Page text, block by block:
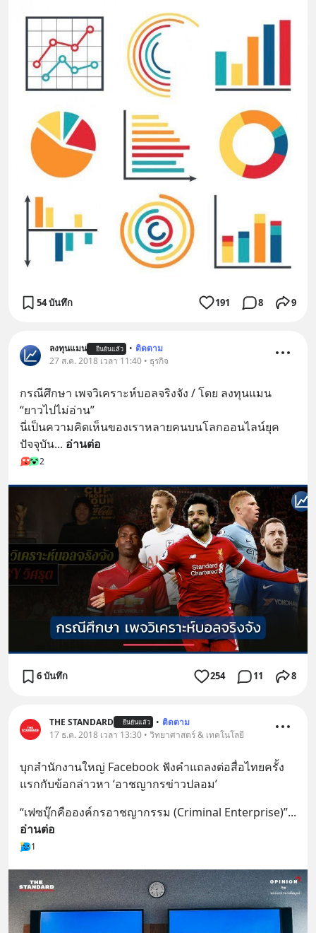
54 บันทึก 191 8 9
ลงทุนแมน ยืนยันแล้ว • ติดตาม
27 ส.ค. 2018 เวลา 11:40 • ธุรกิจ
กรณีศึกษา เพจวิเคราะห์บอลจริงจัง / โดย ลงทุนแมน
“ยาวไปไม่อ่าน”
นี่เป็นความคิดเห็นของเราหลายคนบนโลกออนไลน์ยุค
ปัจจุบัน... อ่านต่อ
2
6 บันทึก 254 11 8
THE STANDARD ยืนยันแล้ว • ติดตาม
17 ธ.ค. 2018 เวลา 13:30 • วิทยาศาสตร์ & เทคโนโลยี
บุกสำนักงานใหญ่ Facebook ฟังคำแถลงต่อสื่อไทยครั้ง
แรกกับข้อกล่าวหา ‘อาชญากรข่าวปลอม’
“เฟซบุ๊กคือองค์กรอาชญากรรม (Criminal Enterprise)”
อ่านต่อ
1